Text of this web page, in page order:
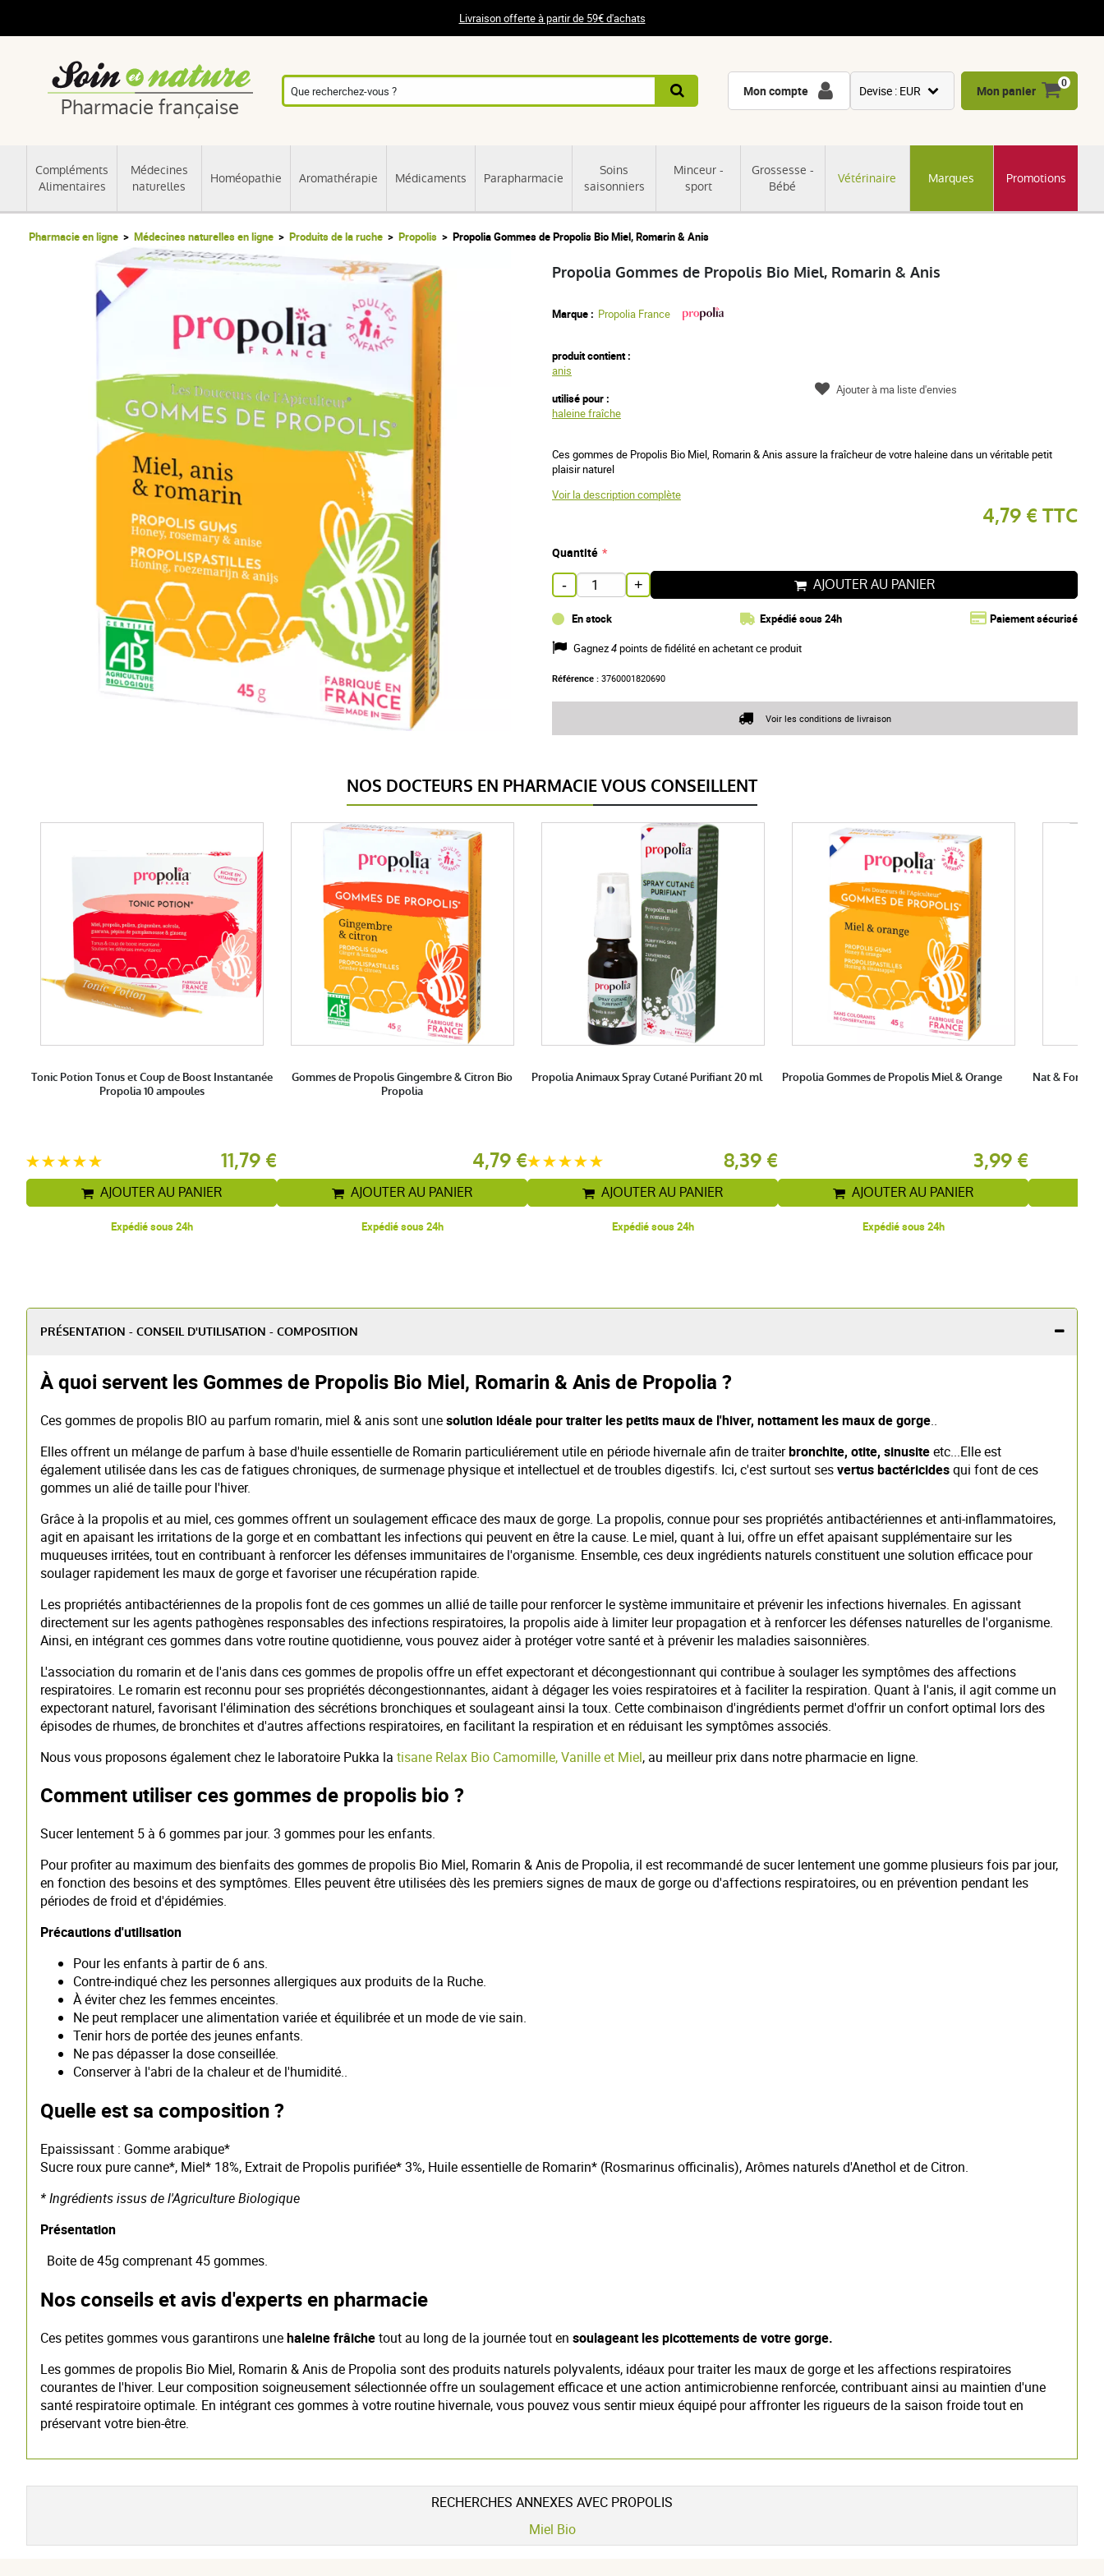
Livraison offerte à partir de 59€ d'achats
Pharmacie française
Compléments
Alimentaires
Médecines
naturelles
Homéopathie Aromathérapie Médicaments Parapharmacie
Soins
saisonniers
Minceur -
sport
Grossesse -
Bébé
Vétérinaire Marques Promotions
Mon compte Devise : EUR
CNY
Mon panier
0
Pharmacie en ligne Médecines naturelles en ligne Produits de la ruche Propolis Propolia Gommes de Propolis Bio Miel, Romarin & Anis
Propolia Gommes de Propolis Bio Miel, Romarin & Anis
Marque : Propolia France
produit contient :
anis
utilisé pour :
haleine fraîche
Ces gommes de Propolis Bio Miel, Romarin & Anis assure la fraîcheur de votre haleine dans un véritable petit
plaisir naturel
Voir la description complète
4,79 € TTC
Quantité
- + AJOUTER AU PANIER
En stock Expédié sous 24h Paiement sécurisé
Référence : 3760001820690
Gagnez4points de fidélité en achetant ce produit
Ajouter à ma liste d'envies
Voir les conditions de livraison
NOS DOCTEURS EN PHARMACIE VOUS CONSEILLENT
Tonic Potion Tonus et Coup de Boost Instantanée
Propolia 10 ampoules
11,79 €
AJOUTER AU PANIER
Expédié sous 24h
Gommes de Propolis Gingembre & Citron Bio
Propolia
4,79 €
AJOUTER AU PANIER
Expédié sous 24h
Propolia Animaux Spray Cutané Purifiant 20 ml
8,39 €
AJOUTER AU PANIER
Expédié sous 24h
Propolia Gommes de Propolis Miel & Orange
3,99 €
AJOUTER AU PANIER
Expédié sous 24h
Nat & Form
PRÉSENTATION - CONSEIL D'UTILISATION - COMPOSITION
À quoi servent les Gommes de Propolis Bio Miel, Romarin & Anis de Propolia ?
Ces gommes de propolis BIO au parfum romarin, miel & anis sont unesolution idéale pour traiter les petits maux de l'hiver, nottament les maux de gorge..
Elles offrent un mélange de parfum à base d'huile essentielle de Romarin particuliérement utile en période hivernale afin de traiterbronchite, otite, sinusiteetc...Elle est
également utilisée dans les cas de fatigues chroniques, de surmenage physique et intellectuel et de troubles digestifs. Ici, c'est surtout sesvertus bactéricidesqui font de ces
gommes un alié de taille pour l'hiver.
Grâce à la propolis et au miel, ces gommes offrent un soulagement efficace des maux de gorge. La propolis, connue pour ses propriétés antibactériennes et anti-inflammatoires,
agit en apaisant les irritations de la gorge et en combattant les infections qui peuvent en être la cause. Le miel, quant à lui, offre un effet apaisant supplémentaire sur les
muqueuses irritées, tout en contribuant à renforcer les défenses immunitaires de l'organisme. Ensemble, ces deux ingrédients naturels constituent une solution efficace pour
soulager rapidement les maux de gorge et favoriser une récupération rapide.
Les propriétés antibactériennes de la propolis font de ces gommes un allié de taille pour renforcer le système immunitaire et prévenir les infections hivernales. En agissant
directement sur les agents pathogènes responsables des infections respiratoires, la propolis aide à limiter leur propagation et à renforcer les défenses naturelles de l'organisme.
Ainsi, en intégrant ces gommes dans votre routine quotidienne, vous pouvez aider à protéger votre santé et à prévenir les maladies saisonnières.
L'association du romarin et de l'anis dans ces gommes de propolis offre un effet expectorant et décongestionnant qui contribue à soulager les symptômes des affections
respiratoires. Le romarin est reconnu pour ses propriétés décongestionnantes, aidant à dégager les voies respiratoires et à faciliter la respiration. Quant à l'anis, il agit comme un
expectorant naturel, favorisant l'élimination des sécrétions bronchiques et soulageant ainsi la toux. Cette combinaison d'ingrédients permet d'offrir un confort optimal lors des
épisodes de rhumes, de bronchites et d'autres affections respiratoires, en facilitant la respiration et en réduisant les symptômes associés.
Nous vous proposons également chez le laboratoire Pukka la tisane Relax Bio Camomille, Vanille et Miel, au meilleur prix dans notre pharmacie en ligne.
Comment utiliser ces gommes de propolis bio ?
Sucer lentement 5 à 6 gommes par jour. 3 gommes pour les enfants.
Pour profiter au maximum des bienfaits des gommes de propolis Bio Miel, Romarin & Anis de Propolia, il est recommandé de sucer lentement une gomme plusieurs fois par jour,
en fonction des besoins et des symptômes. Elles peuvent être utilisées dès les premiers signes de maux de gorge ou d'affections respiratoires, ou en prévention pendant les
périodes de froid et d'épidémies.
Précautions d'utilisation
Pour les enfants à partir de 6 ans.
Contre-indiqué chez les personnes allergiques aux produits de la Ruche.
À éviter chez les femmes enceintes.
Ne peut remplacer une alimentation variée et équilibrée et un mode de vie sain.
Tenir hors de portée des jeunes enfants.
Ne pas dépasser la dose conseillée.
Conserver à l'abri de la chaleur et de l'humidité..
Quelle est sa composition ?
Epaississant : Gomme arabique*
Sucre roux pure canne*, Miel* 18%, Extrait de Propolis purifiée* 3%, Huile essentielle de Romarin* (Rosmarinus officinalis), Arômes naturels d'Anethol et de Citron.
* Ingrédients issus de l'Agriculture Biologique
Présentation
Boite de 45g comprenant 45 gommes.
Nos conseils et avis d'experts en pharmacie
Ces petites gommes vous garantirons unehaleine frâichetout au long de la journée tout en soulageant les picottements de votre gorge.
Les gommes de propolis Bio Miel, Romarin & Anis de Propolia sont des produits naturels polyvalents, idéaux pour traiter les maux de gorge et les affections respiratoires
courantes de l'hiver. Leur composition soigneusement sélectionnée offre un soulagement efficace et une action antimicrobienne renforcée, contribuant ainsi au maintien d'une
santé respiratoire optimale. En intégrant ces gommes à votre routine hivernale, vous pouvez vous sentir mieux équipé pour affronter les rigueurs de la saison froide tout en
préservant votre bien-être.
RECHERCHES ANNEXES AVEC PROPOLIS
Miel Bio